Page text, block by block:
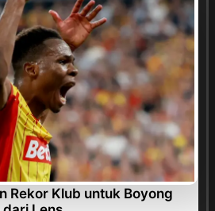
Rekor Klub untuk Boyong